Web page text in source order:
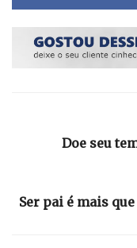
Doe seu
Ser pai é mais